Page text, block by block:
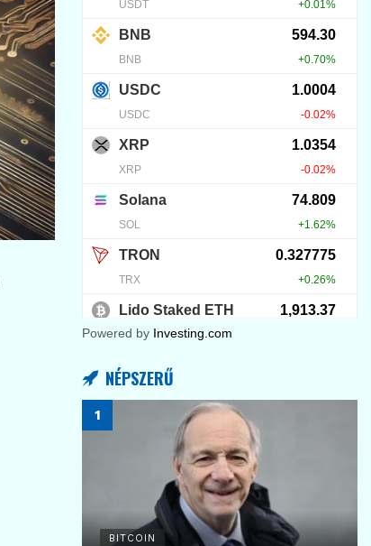
Powered by Investing.com
NÉPSZERŰ
BITCOIN